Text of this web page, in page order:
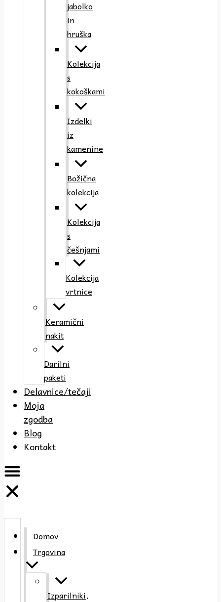
jabolko
in
hruška
Kolekcija
s
kokoškami
Izdelki
iz
kamenine
Božična
kolekcija
Kolekcija
s
češnjami
Kolekcija
vrtnice
Keramični
nakit
Darilni
paketi
Delavnice/tečaji
Moja
zgodba
Blog
Kontakt
Domov
Trgovina
Izparilniki,